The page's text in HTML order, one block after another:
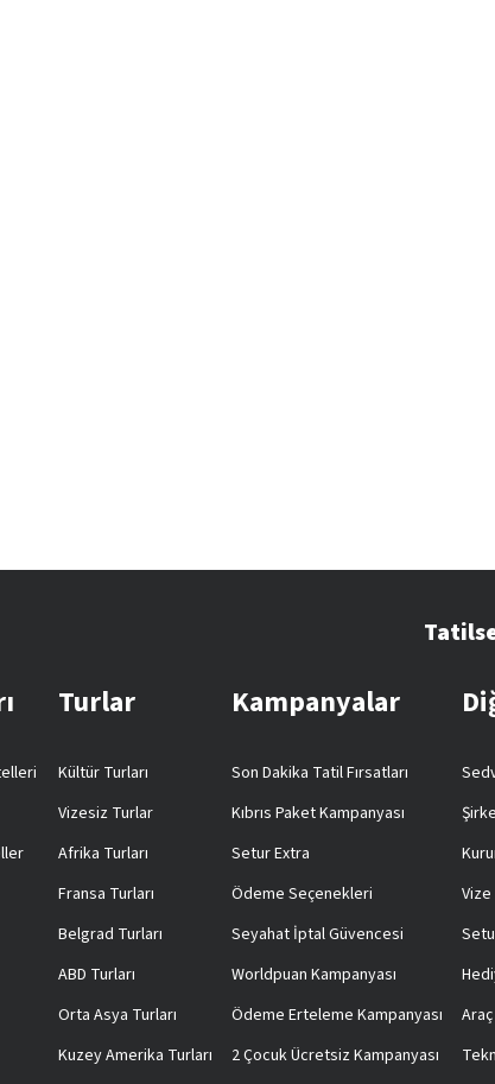
Turlar
Kültür Turları
Vizesiz Turlar
Afrika Turları
Fransa Turları
Belgrad Turları
ABD Turları
Orta Asya Turları
Kuzey Amerika Turları
Kampanyalar
Son Dakika Tatil Fırsatları
Kıbrıs Paket Kampanyası
Setur Extra
Ödeme Seçenekleri
Seyahat İptal Güvencesi
Worldpuan Kampanyası
Ödeme Erteleme Kampanyası
2 Çocuk Ücretsiz Kampanyası
Vize